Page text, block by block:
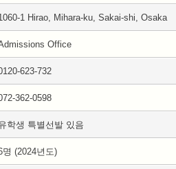
1 Hirao, Mihara-ku, Sakai-shi, Osaka
Office
623-732
362-0598
학생 특별선발 있음
명 (2024년도)